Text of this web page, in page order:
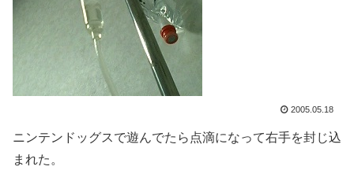
2005.05.18
ニンテンドッグスで遊んでたら点滴になって右手を封じ込
まれた。